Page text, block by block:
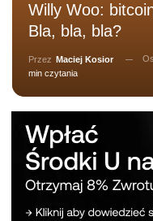
Willy Woo:
Bla, bla, bla?
Przez Maciej Kosior
min czytania